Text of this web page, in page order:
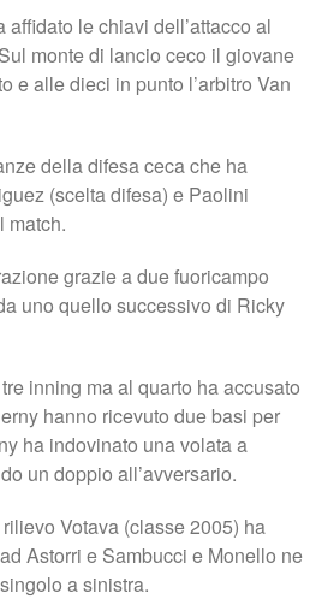
le chiavi dell’attacco al
monte di lancio ceco il giovane
e alle dieci in punto l’arbitro Van
della difesa ceca che ha
(scelta difesa) e Paolini
match.
grazie a due fuoricampo
uno quello successivo di Ricky
inning ma al quarto ha accusato
hanno ricevuto due basi per
ha indovinato una volata a
un doppio all’avversario.
Votava (classe 2005) ha
Astorri e Sambucci e Monello ne
a sinistra.